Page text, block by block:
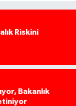
Riskini
Bakanlık